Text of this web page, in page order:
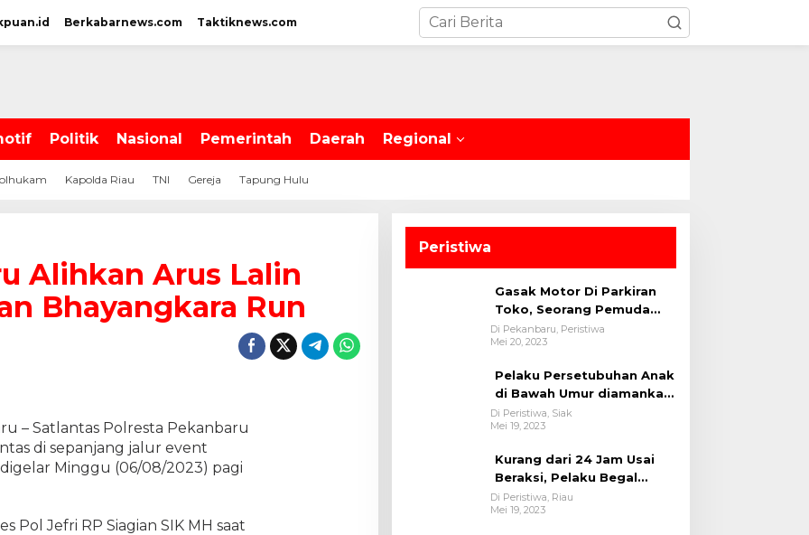
Berkabarnews.com Taktiknews.com
Politik Nasional Pemerintah Daerah Regional
Kapolda Riau TNI Gereja Tapung Hulu
Alihkan Arus Lalin
Bhayangkara Run
– Satlantas Polresta Pekanbaru
di sepanjang jalur event
Minggu (06/08/2023) pagi
Pol Jefri RP Siagian SIK MH saat
Peristiwa
Gasak Motor Di Parkiran
Toko, Seorang Pemuda
Diamankan Polsek Bukit
Raya
Di Pekanbaru, Peristiwa
Mei 20, 2023
Pelaku Persetubuhan Anak
di Bawah Umur diamankan
oleh tim Opsnal Polsek
Tualang-Polres Siak-Polda
Di Peristiwa, Siak
Mei 19, 2023
Kurang dari 24 Jam Usai
Beraksi, Pelaku Begal
Berhasil Di Bekuk
Satreskrim Polres
Di Peristiwa, Riau
Mei 19, 2023